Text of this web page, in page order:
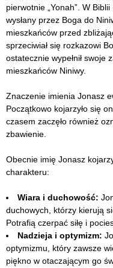
pierwotnie „Yonah”. W
wysłany przez Boga do
mieszkańców przed
sprzeciwiał się rozkazowi
ostatecznie wypełnił swoje
mieszkańców Niniwy.
Znaczenie imienia Jonasz
Początkowo kojarzyło się
czasem zaczęło również
zbawienie.
Obecnie imię Jonasz
charakteru:
Wiara i duchowość:
duchowych, którzy kierują
Potrafią czerpać siłę i
Nadzieja i optymizm:
optymizmu, który zawsze
piękno w otaczającym go